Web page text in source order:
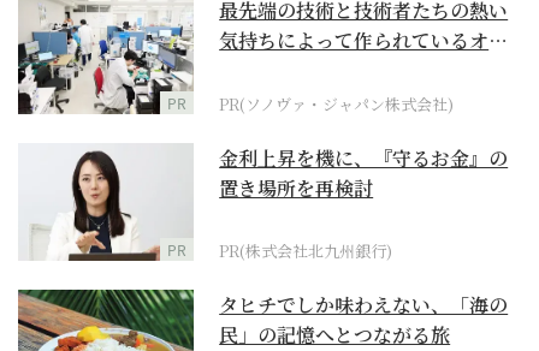
PR
最先端の技術と技術者たちの熱い
気持ちによって作られているオー
PR(ソノヴァ・ジャパン株式会社)
PR
金利上昇を機に、『守るお金』の
置き場所を再検討
PR(株式会社北九州銀行)
タヒチでしか味わえない、「海の
民」の記憶へとつながる旅